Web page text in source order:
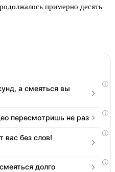
примерно десять
i
а смеяться вы
i
пересмотришь не раз
i
вас без слов!
i
долго